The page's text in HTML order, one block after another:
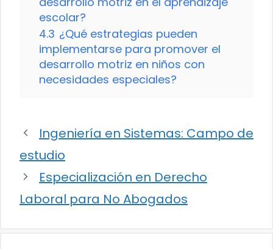
escolar?
4.3 ¿Qué estrategias pueden
implementarse para promover el
desarrollo motriz en niños con
necesidades especiales?
Ingeniería en Sistemas: Campo de
estudio
Especialización en Derecho
Laboral para No Abogados